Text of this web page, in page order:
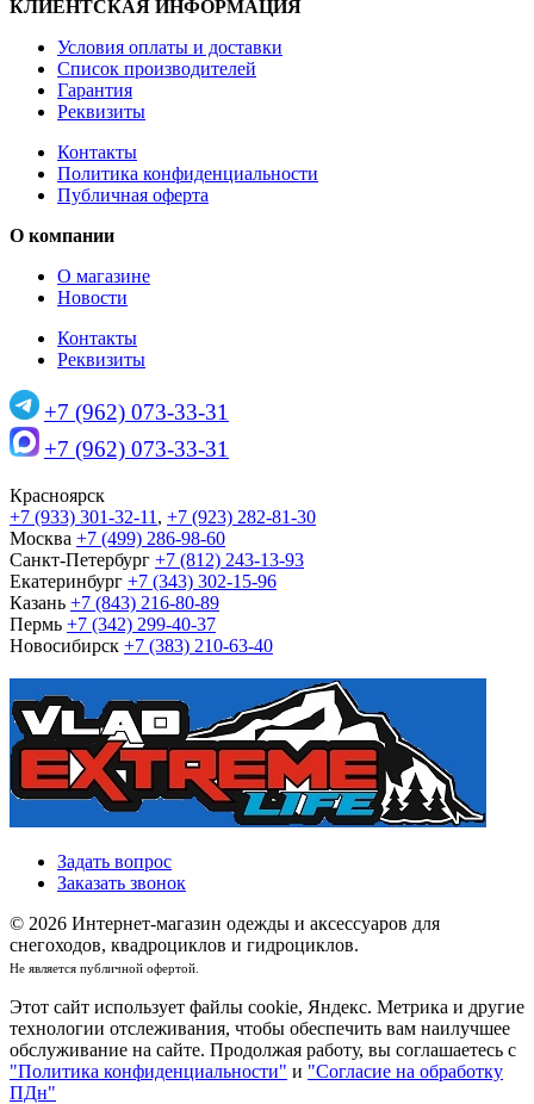
КЛИЕНТСКАЯ ИНФОРМАЦИЯ
Условия оплаты и доставки
Список производителей
Гарантия
Реквизиты
Контакты
Политика конфиденциальности
Публичная оферта
О компании
О магазине
Новости
Контакты
Реквизиты
+7 (962) 073-33-31
+7 (962) 073-33-31
Красноярск
+7 (933) 301-32-11 , +7 (923) 282-81-30
Москва +7 (499) 286-98-60
Санкт-Петербург +7 (812) 243-13-93
Екатеринбург +7 (343) 302-15-96
Казань +7 (843) 216-80-89
Пермь +7 (342) 299-40-37
Новосибирск +7 (383) 210-63-40
Задать вопрос
Заказать звонок
© 2026 Интернет-магазин одежды и аксессуаров для
снегоходов, квадроциклов и гидроциклов.
Не является публичной офертой.
Этот сайт использует файлы cookie, Яндекс. Метрика и другие
технологии отслеживания, чтобы обеспечить вам наилучшее
обслуживание на сайте. Продолжая работу, вы соглашаетесь с
"Политика конфиденциальности" и "Согласие на обработку
ПДн"